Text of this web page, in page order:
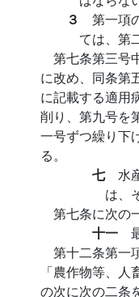
３ 第一項
ては、第
第七条第三号
に改め、同条第
に記載する適用
削り、第九号を
一号ずつ繰り下
る。
七 水
は、
第七条に次の
十一
第十二条第一
「農作物等、
の次に次の二条